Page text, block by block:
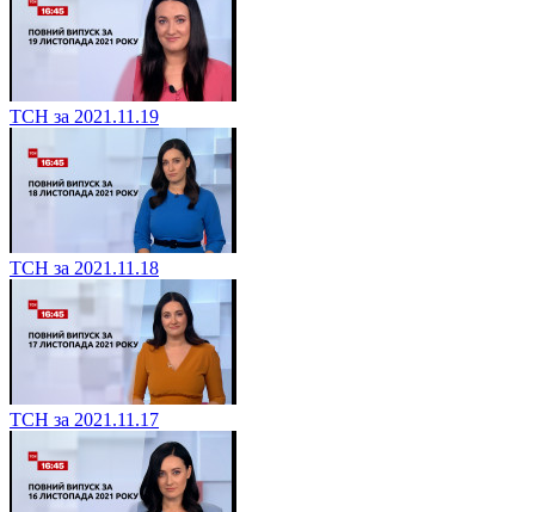
ТСН за 2021.11.19
ТСН за 2021.11.18
ТСН за 2021.11.17